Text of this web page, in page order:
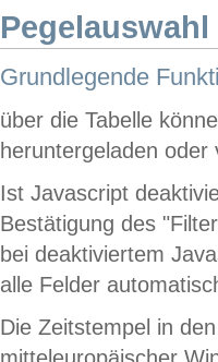
Grundlegende
über die Tabelle
heruntergeladen oder
Ist Javascript
Bestätigung des
bei deaktiviertem
alle Felder
Die Zeitstempel in